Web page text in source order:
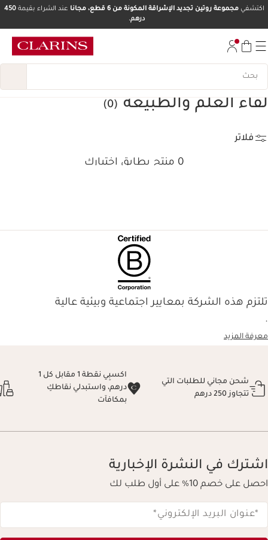
انتقل إلى أسفل الصفحة
اكتشفيمجموعة روتين تجديد الإشراقة المكونة من 6 قطع، مجانا عند الشراء بقيمة450
درهم.
لقاء العلم والطبيعة (0)
فلاتر
0 منتج يطابق اختيارك
تلتزم هذه الشركة بمعايير اجتماعية وبيئية عالية
.
معرفة المزيد
شحن مجاني للطلبات التي
تتجاوز 250 درهم
اكسبِي نقطة 1 مقابل كل 1
درهم، واستبدلي نقاطكِ
بمكافآت
اشترك في النشرة الإخبارية
احصل على خصم 10% على أول طلب لك
*عنوان البريد الإلكتروني*